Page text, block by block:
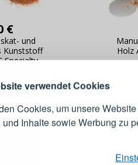
verwendet Cookies
Cookies, um unsere
Inhalte sowie Werbung zu
€
und
Kunststoff
Specialty
Holz
lohnt, ein Konto zu
erstellen